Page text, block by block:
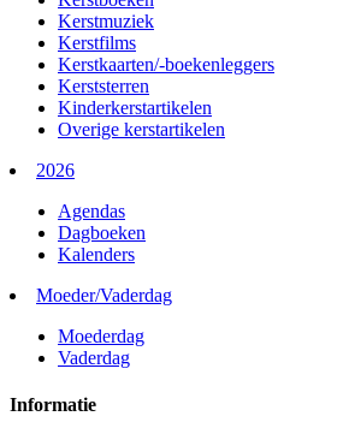
Kerstmuziek
Kerstfilms
Kerstkaarten/-boekenleggers
Kerststerren
Kinderkerstartikelen
Overige kerstartikelen
2026
Agendas
Dagboeken
Kalenders
Moeder/Vaderdag
Moederdag
Vaderdag
Informatie